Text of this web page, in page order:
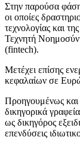
Στην παρούσα φάση
οι οποίες
τεχνολογίας και
Τεχνητή
(fintech).
Μετέχει επίσης
κεφαλαίων σε
Προηγουμένως και
δικηγορικά
ως δικηγόρος
επενδύσεις